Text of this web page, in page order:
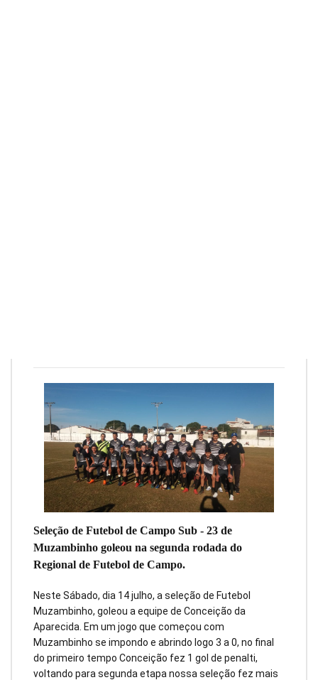
Seleção de Futebol de Campo Sub - 23 de
Muzambinho goleou na segunda rodada do
Regional de Futebol de Campo.
Neste Sábado, dia 14 julho, a seleção de Futebol
Muzambinho, goleou a equipe de Conceição da
Aparecida. Em um jogo que começou com
Muzambinho se impondo e abrindo logo 3 a 0, no final
do primeiro tempo Conceição fez 1 gol de penalti,
voltando para segunda etapa nossa seleção fez mais